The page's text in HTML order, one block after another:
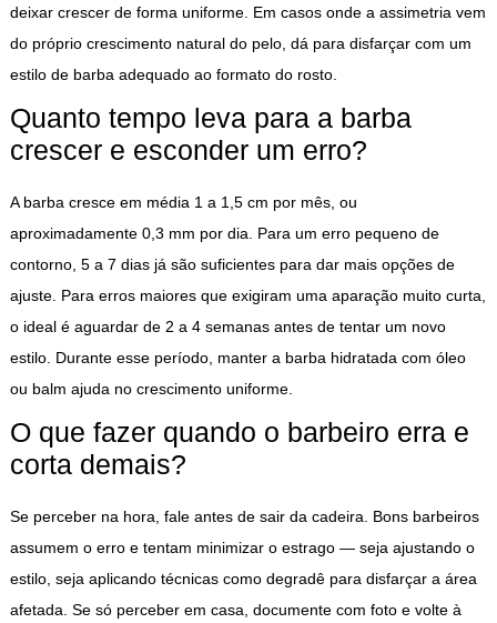
deixar crescer de forma uniforme. Em casos onde a assimetria vem
do próprio crescimento natural do pelo, dá para disfarçar com um
estilo de barba adequado ao formato do rosto.
Quanto tempo leva para a barba
crescer e esconder um erro?
A barba cresce em média 1 a 1,5 cm por mês, ou
aproximadamente 0,3 mm por dia. Para um erro pequeno de
contorno, 5 a 7 dias já são suficientes para dar mais opções de
ajuste. Para erros maiores que exigiram uma aparação muito curta,
o ideal é aguardar de 2 a 4 semanas antes de tentar um novo
estilo. Durante esse período, manter a barba hidratada com óleo
ou balm ajuda no crescimento uniforme.
O que fazer quando o barbeiro erra e
corta demais?
Se perceber na hora, fale antes de sair da cadeira. Bons barbeiros
assumem o erro e tentam minimizar o estrago — seja ajustando o
estilo, seja aplicando técnicas como degradê para disfarçar a área
afetada. Se só perceber em casa, documente com foto e volte à